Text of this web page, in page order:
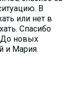
В
или нет в
Спасибо
До новых
и Мария.